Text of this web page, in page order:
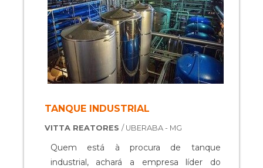
TANQUE INDUSTRIAL
VITTA REATORES / UBERABA - MG
Quem está à procura de tanque
industrial, achará a empresa líder do